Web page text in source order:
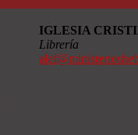
IGLESIA
Librería